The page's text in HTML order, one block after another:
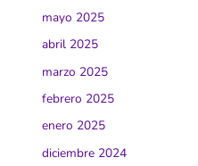
mayo 2025
abril 2025
marzo 2025
febrero 2025
enero 2025
diciembre 2024